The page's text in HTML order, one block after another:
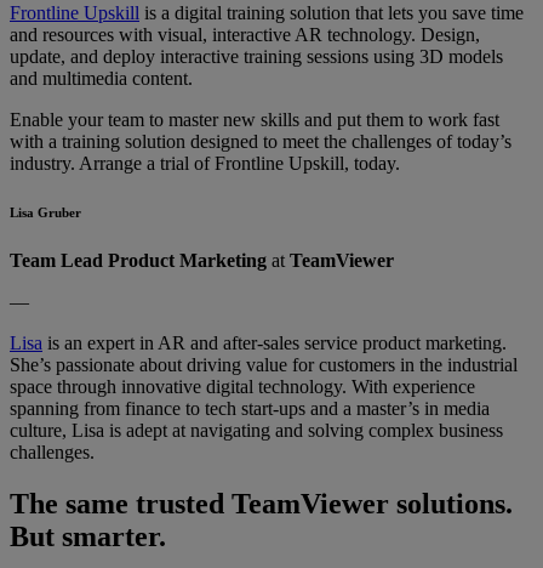
Frontline Upskill is a digital training solution that lets you save time
and resources with visual, interactive AR technology. Design,
update, and deploy interactive training sessions using 3D models
and multimedia content.
Enable your team to master new skills and put them to work fast
with a training solution designed to meet the challenges of today’s
industry. Arrange a trial of Frontline Upskill, today.
Lisa Gruber
Team Lead Product Marketing at TeamViewer
—
Lisa is an expert in AR and after-sales service product marketing.
She’s passionate about driving value for customers in the industrial
space through innovative digital technology. With experience
spanning from finance to tech start-ups and a master’s in media
culture, Lisa is adept at navigating and solving complex business
challenges.
The same trusted TeamViewer solutions.
But smarter.